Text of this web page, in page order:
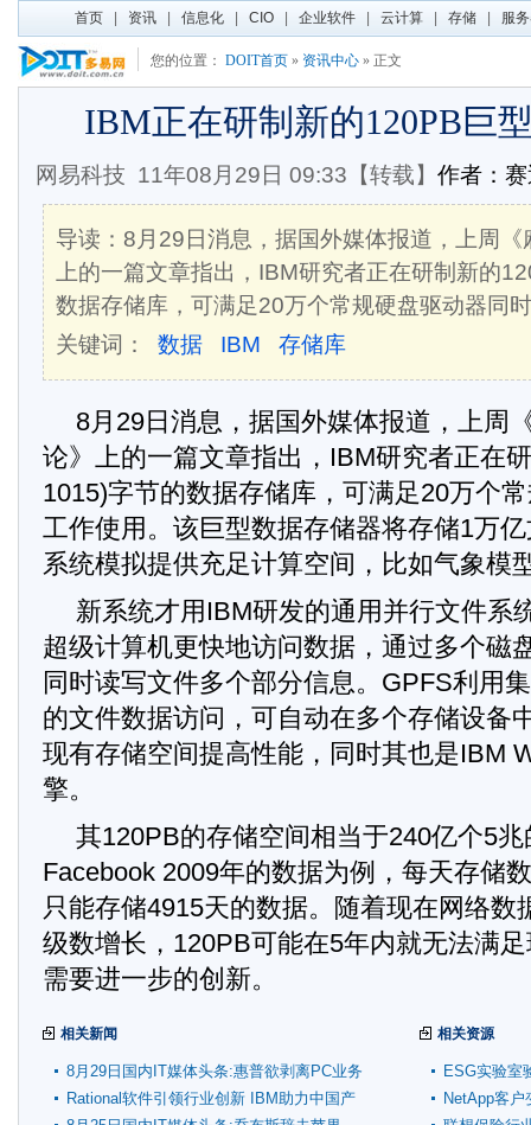
首页 资讯 信息化 CIO 企业软件 云计算 存储 服
您的位置： DOIT首页 » 资讯中心 » 正文
IBM正在研制新的120PB巨
网易科技 11年08月29日 09:33【转载】 作者：
导读：8月29日消息，据国外媒体报道，上周
上的一篇文章指出，IBM研究者正在研制新的
数据存储库，可满足20万个常规硬盘驱动器同
关键词：
数据 IBM 存储库
8月29日消息，据国外媒体报道，上周
论》上的一篇文章指出，IBM研究者正在
1015)字节的数据存储库，可满足20万个
工作使用。该巨型数据存储器将存储1万
系统模拟提供充足计算空间，比如气象模
新系统才用IBM研发的通用并行文件系
超级计算机更快地访问数据，通过多个磁
同时读写文件多个部分信息。GPFS利用
的文件数据访问，可自动在多个存储设备
现有存储空间提高性能，同时其也是IBM
擎。
其120PB的存储空间相当于240亿个5
Facebook 2009年的数据为例，每天存储
只能存储4915天的数据。随着现在网络数
级数增长，120PB可能在5年内就无法满
需要进一步的创新。
相关新闻
8月29日国内IT媒体头条:惠普欲剥离PC业务
引发争议
Rational软件引领行业创新 IBM助力中国产
相关资源
ESG实验室
NetApp客